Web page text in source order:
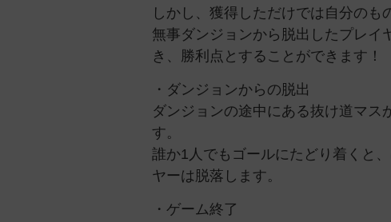
しかし、獲得しただけでは自分のも
無事ダンジョンから脱出したプレイ
き、勝利点とすることができます！
・ダンジョンからの脱出
ダンジョンの途中にある抜け道マス
す。
誰か1人でもゴールにたどり着くと
ヤーは脱落します。
・ゲーム終了